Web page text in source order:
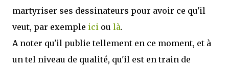
martyriser ses dessinateurs pour avoir ce qu'il
veut, par exemple ici ou là.
A noter qu'il publie tellement en ce moment, et à
un tel niveau de qualité, qu'il est en train de